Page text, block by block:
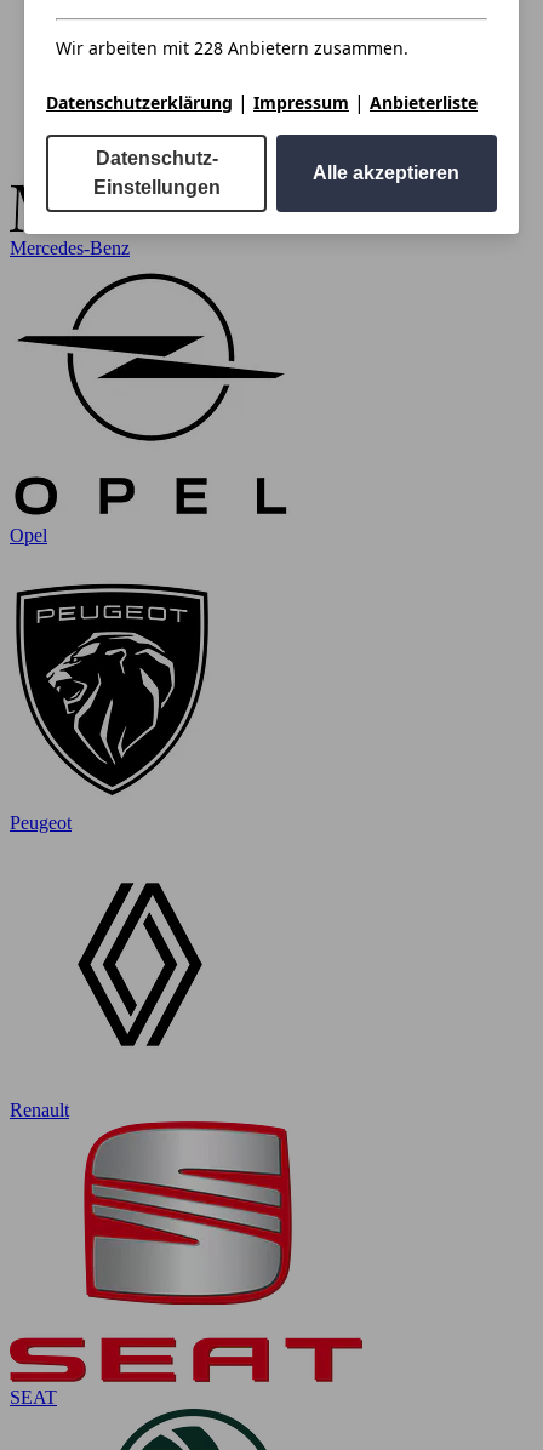
Wir arbeiten mit 228 Anbietern zusammen.
Datenschutzerklärung | Impressum | Anbieterliste
Datenschutz-
Einstellungen
Alle akzeptieren
Mercedes-Benz
Opel
Peugeot
Renault
SEAT